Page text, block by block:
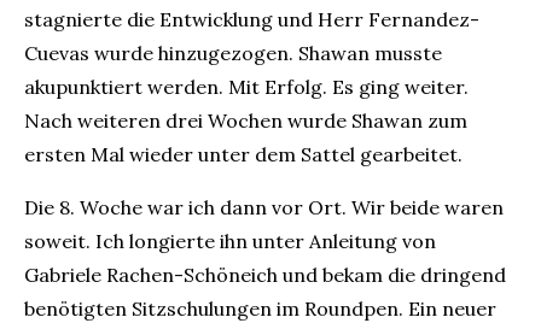
stagnierte die Entwicklung und Herr Fernandez-
Cuevas wurde hinzugezogen. Shawan musste
akupunktiert werden. Mit Erfolg. Es ging weiter.
Nach weiteren drei Wochen wurde Shawan zum
ersten Mal wieder unter dem Sattel gearbeitet.
Die 8. Woche war ich dann vor Ort. Wir beide waren
soweit. Ich longierte ihn unter Anleitung von
Gabriele Rachen-Schöneich und bekam die dringend
benötigten Sitzschulungen im Roundpen. Ein neuer